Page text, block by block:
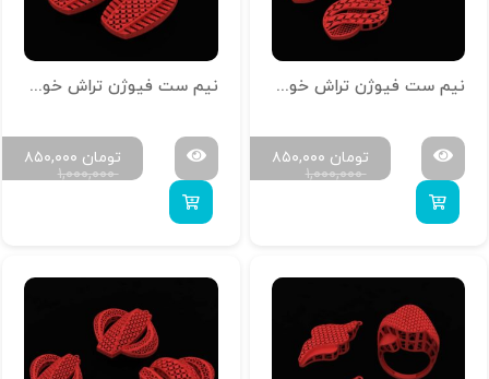
نیم ست فیوژن تراش خور کد N-T-Z-15
۱,۰۰۰,۰۰۰
۸۵۰,۰۰۰ تومان
نیم ست فیوژن تراش خور کد N-T-Z-14
۱,۰۰۰,۰۰۰
۸۵۰,۰۰۰ تومان